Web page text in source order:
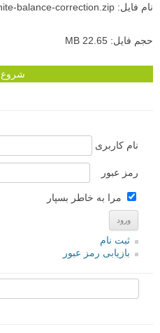
نام فایل: balance-correction.zip
حجم فایل: 22.65 MB
شروع
نام کاربری
رمز عبور
مرا به خاطر بسپار
ثبت نام
بازیابی رمز عبور